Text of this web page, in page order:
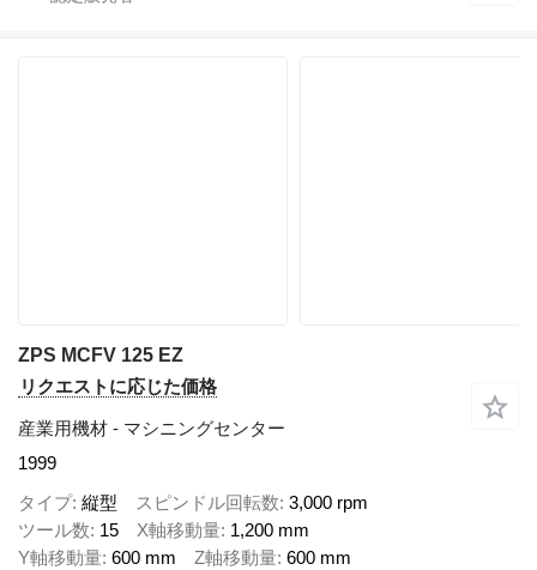
ZPS MCFV 125 EZ
リクエストに応じた価格
産業用機材 - マシニングセンター
1999
タイプ 縦型 スピンドル回転数 3,000 rpm
ツール数 15 X軸移動量 1,200 mm
Y軸移動量 600 mm Z軸移動量 600 mm